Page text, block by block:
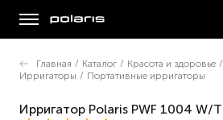
Главная / Каталог / Красота и здоровье /
Ирригаторы / Портативные ирригаторы
Ирригатор Polaris PWF 1004 W/T